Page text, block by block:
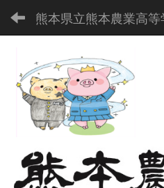
熊本県立熊本農業高等